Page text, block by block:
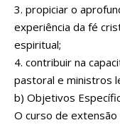
3. propiciar o
experiência da fé
espiritual;
4. contribuir na
pastoral e ministros
b) Objetivos
O curso de extensão